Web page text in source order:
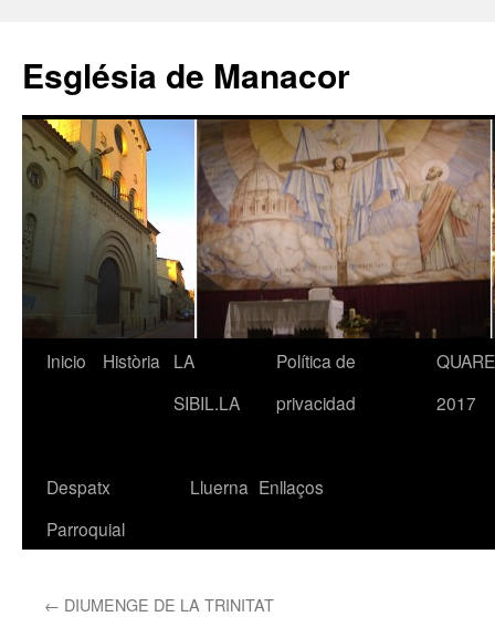
contenido
Església de Manacor
Inicio Història
LA
SIBIL.LA
Política de
privacidad
2017
Despatx
Parroquial
Lluerna Enllaços
← DIUMENGE DE LA TRINITAT